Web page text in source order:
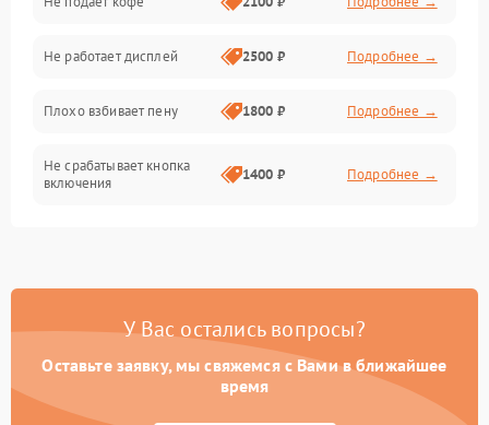
Управление и электроника
Программное обеспечение
Не работает дисплей 2500 ₽ Подробнее →
Плохо взбивает пену 1800 ₽ Подробнее →
Не срабатывает кнопка
включения
1400 ₽ Подробнее →
Постоянные сбои в работе 1500 ₽ Подробнее →
У Вас остались вопросы?
Оставьте заявку, мы свяжемся с Вами в ближайшее
время